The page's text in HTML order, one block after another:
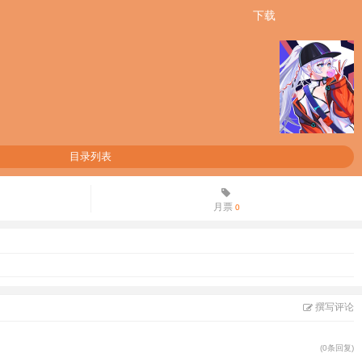
下载
目录列表
月票0
撰写评论
(0条回复)